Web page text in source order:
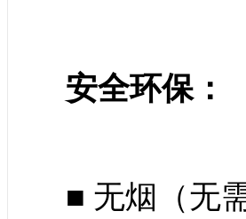
安全环保：
■ 无烟（无